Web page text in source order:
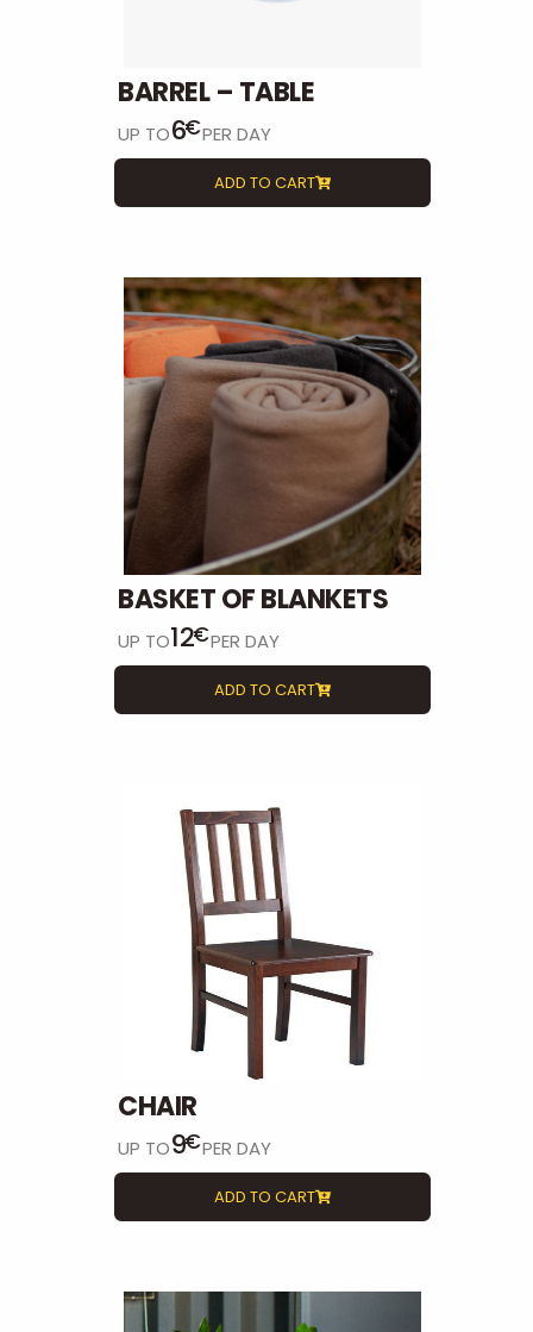
BARREL – TABLE
UP TO6€PER DAY
ADD TO CART
BASKET OF BLANKETS
UP TO12€PER DAY
ADD TO CART
CHAIR
UP TO9€PER DAY
ADD TO CART